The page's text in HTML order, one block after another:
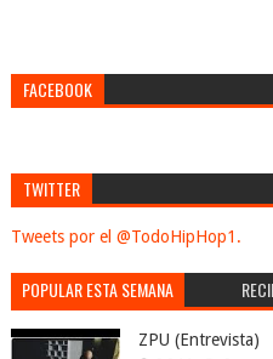
FACEBOOK
TWITTER
Tweets por el @TodoHipHop1.
POPULAR ESTA SEMANA
ZPU (Entrevista)